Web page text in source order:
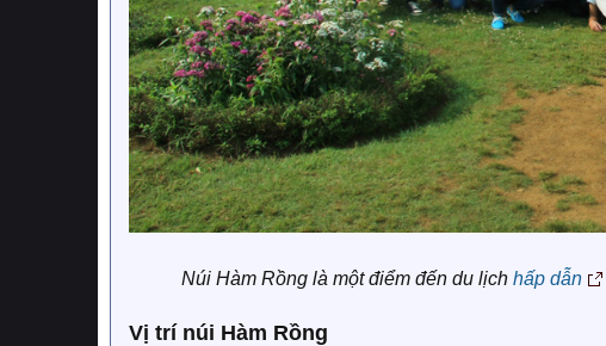
Núi Hàm Rồng là một điểm đến du lịch hấp dẫn
Vị trí núi Hàm Rồng